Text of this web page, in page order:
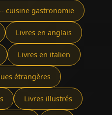
cuisine gastronomie
Livres en anglais
Livres en italien
étrangères
Livres illustrés